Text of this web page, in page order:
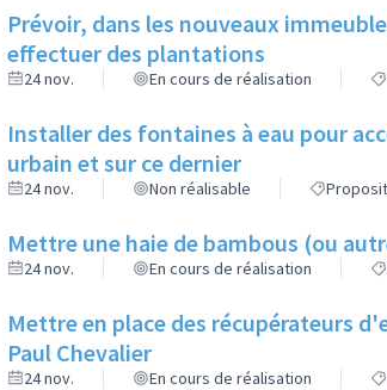
Prévoir, dans les nouveaux
effectuer des plantations
24 nov. En cours de réalisation
Installer des fontaines à eau pour
urbain et sur ce dernier
24 nov. Non réalisable
Mettre une haie de bambous (ou
24 nov. En cours de réalisation
Mettre en place des récupérateurs
Paul Chevalier
24 nov. En cours de réalisation